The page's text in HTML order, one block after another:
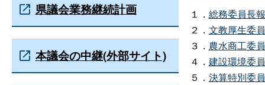
１． 総務委員長
２． 文教厚生委
３． 農水商工委
４． 建設環境委
５． 決算特別委
県議会業務継続計画
本議会の中継(外部サイト)